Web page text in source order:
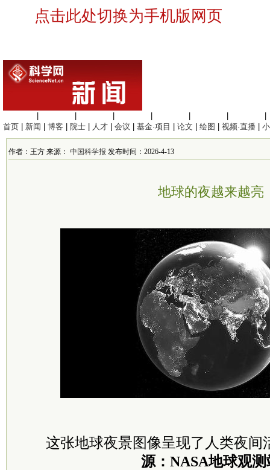
点击此处切换为手机版网页
首页
新闻 博客 院士 人才 会议 基金·项目 论文 绘图 视频·直播
作者：王方 来源： 中国科学报 发布时间：2026-4-13
地球的夜越来越亮
这张地球夜景图像呈现了人类夜间
源：NASA地球观测